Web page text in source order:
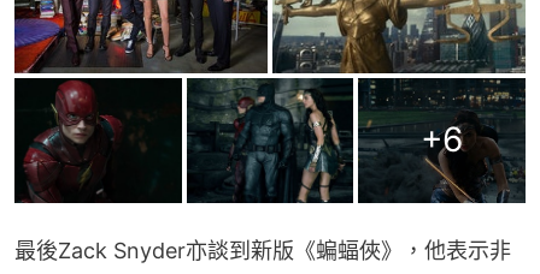
+6
最後Zack Snyder亦談到新版《蝙蝠俠》，他表示非